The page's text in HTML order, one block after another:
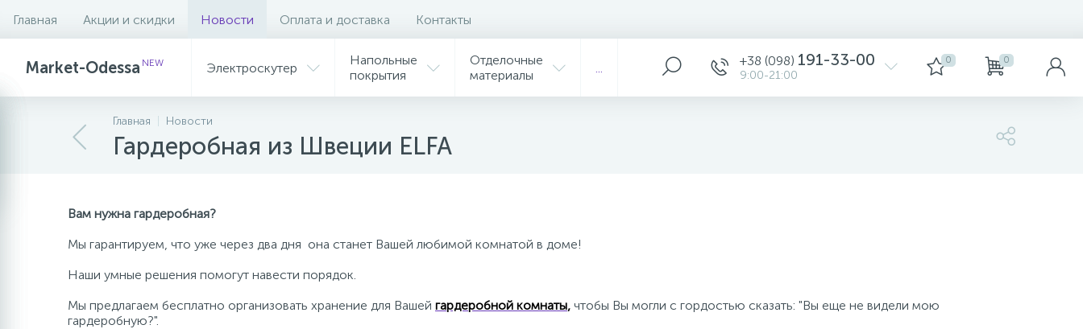
Главная Акции и скидки Новости Оплата и доставка Контакты
Market-Odessa NEW Электроскутер
Напольные
покрытия
Отделочные
материалы
+38 (098) 191-33-00
9:00-21:00
0 0
Главная Новости
Гардеробная из Швеции ELFA
Вам нужна гардеробная?
Мы гарантируем, что уже через два дня она станет Вашей любимой комнатой в доме!
Наши умные решения помогут навести порядок.
Мы предлагаем бесплатно организовать хранение для Вашей гардеробной комнаты, чтобы Вы могли с гордостью сказать: "Вы еще не видели мою
гардеробную?".